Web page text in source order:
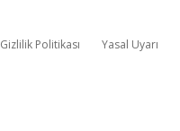
Gizlilik Politikası Yasal Uyarı